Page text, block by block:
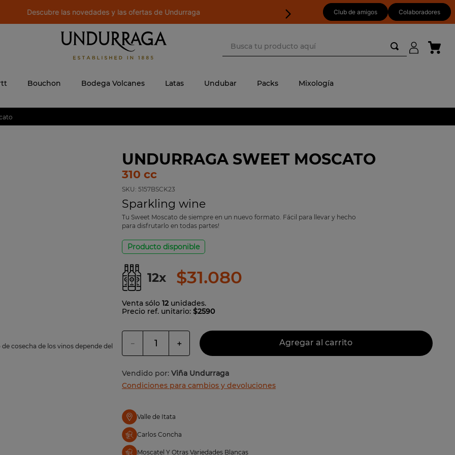
Descubre las novedades y las ofertas de Undurraga Club de amigos Colaboradores
Bouchon Bodega Volcanes Latas Undubar Packs Mixología
cosecha de los vinos depende del
UNDURRAGA SWEET MOSCATO
310 cc
SKU: 5157BSCK23
Sparkling wine
Tu Sweet Moscato de siempre en un nuevo formato. Fácil para llevar y hecho
para disfrutarlo en todas partes!
Producto disponible
12x $31.080
Venta sólo 12 unidades.
Precio ref. unitario: $2590
＋
－ Agregar al carrito
Vendido por: Viña Undurraga
Condiciones para cambios y devoluciones
Valle de Itata
Carlos Concha
Moscatel Y Otras Variedades Blancas
brut